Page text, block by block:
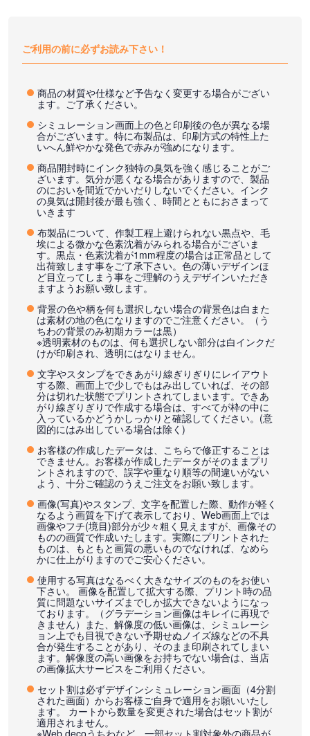
ご利用の前に必ずお読み下さい！
商品の材質や仕様など予告なく変更する場合がござい
ます。ご了承ください。
シミュレーション画面上の色と印刷後の色が異なる場
合がございます。特に布製品は、印刷方式の特性上た
いへん鮮やかな発色で赤みが強めになります。
商品開封時にインク独特の臭気を強く感じることがご
ざいます。気分が悪くなる場合がありますので、製品
のにおいを間近でかいだりしないでください。インク
の臭気は開封後が最も強く、時間とともにおさまって
いきます
布製品について、作製工程上避けられない黒点や、毛
埃による微かな色素沈着がみられる場合がございま
す。黒点・色素沈着が1mm程度の場合は正常品として
出荷致します事をご了承下さい。色の薄いデザインほ
ど目立ってしまう事をご理解のうえデザインいただき
ますようお願い致します。
背景の色や柄を何も選択しない場合の背景色は白また
は素材の地の色になりますのでご注意ください。（う
ちわの背景のみ初期カラーは黒）
※透明素材のものは、何も選択しない部分は白インクだ
けが印刷され、透明にはなりません。
文字やスタンプをできあがり線ぎりぎりにレイアウト
する際、画面上で少しでもはみ出していれば、その部
分は切れた状態でプリントされてしまいます。できあ
がり線ぎりぎりで作成する場合は、すべてが枠の中に
入っているかどうかしっかりと確認してください。(意
図的にはみ出している場合は除く)
お客様の作成したデータは、こちらで修正することは
できません。お客様が作成したデータがそのままプリ
ントされますので、誤字や重なり順等の間違いがない
よう、十分ご確認のうえご注文をお願い致します。
画像(写真)やスタンプ、文字を配置した際、動作が軽く
なるよう画質を下げて表示しており、Web画面上では
画像やフチ(境目)部分が少々粗く見えますが、画像その
ものの画質で作成いたします。実際にプリントされた
ものは、もともと画質の悪いものでなければ、なめら
かに仕上がりますのでご安心ください。
使用する写真はなるべく大きなサイズのものをお使い
下さい。 画像を配置して拡大する際、プリント時の品
質に問題ないサイズまでしか拡大できないようになっ
ております。（グラデーション画像はキレイに再現で
きません）また、解像度の低い画像は、シミュレーシ
ョン上でも目視できない予期せぬノイズ線などの不具
合が発生することがあり、そのまま印刷されてしまい
ます。解像度の高い画像をお持ちでない場合は、当店
の画像拡大サービスをご利用ください。
セット割は必ずデザインシミュレーション画面（4分割
された画面）からお客様ご自身で適用をお願いいたし
ます。 カートから数量を変更された場合はセット割が
適用されません。
※Web decoうちわなど、一部セット割対象外の商品が